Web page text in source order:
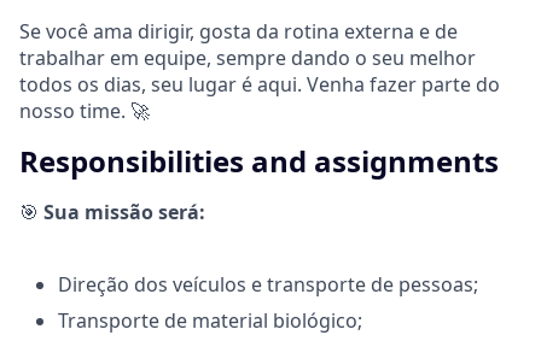
Se você ama dirigir, gosta da rotina externa e de
trabalhar em equipe, sempre dando o seu melhor
todos os dias, seu lugar é aqui. Venha fazer parte do
nosso time. 🚀
Responsibilities and assignments
🎯 Sua missão será:
Direção dos veículos e transporte de pessoas;
Transporte de material biológico;